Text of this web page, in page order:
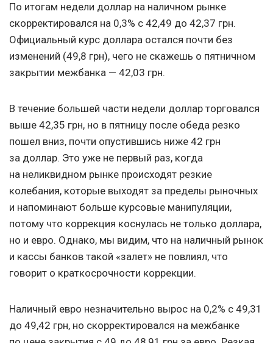
По итогам недели доллар на наличном рынке
скорректировался на 0,3% с 42,49 до 42,37 грн.
Официальный курс доллара остался почти без
изменений (49,8 грн), чего не скажешь о пятничном
закрытии межбанка — 42,03 грн.
В течение большей части недели доллар торговался
выше 42,35 грн, но в пятницу после обеда резко
пошел вниз, почти опустившись ниже 42 грн
за доллар. Это уже не первый раз, когда
на неликвидном рынке происходят резкие
колебания, которые выходят за пределы рыночных
и напоминают больше курсовые манипуляции,
потому что коррекция коснулась не только доллара,
но и евро. Однако, мы видим, что на наличный рынок
и кассы банков такой «залет» не повлиял, что
говорит о краткосрочности коррекции.
Наличный евро незначительно вырос на 0,2% с 49,31
до 49,42 грн, но скорректировался на межбанке